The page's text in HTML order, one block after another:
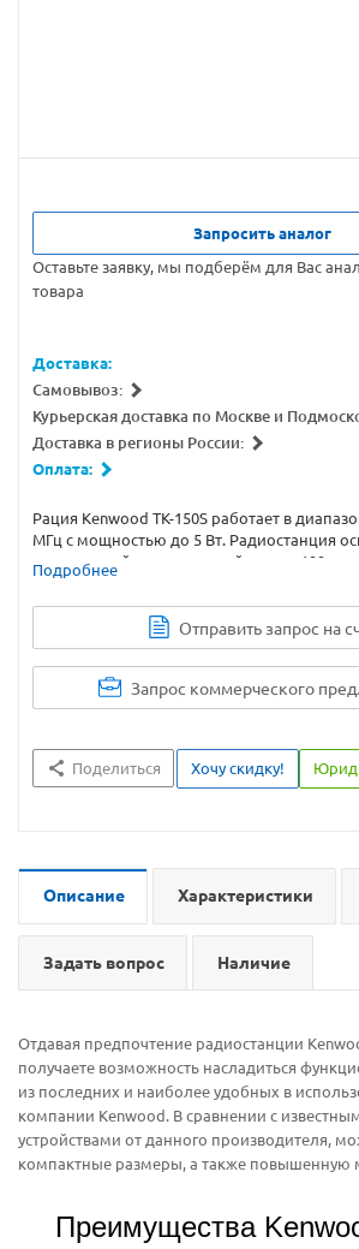
Запросить аналог
Оставьте заявку, мы подберём для Вас
товара
Доставка:
Самовывоз:
Курьерская доставка по Москве и
Доставка в регионы России:
Оплата:
Рация Kenwood TK-150S работает в
МГц с мощностью до 5 Вт. Радиостанция
с подсветкой и клавиатурой, имеет 199
шумоподавитель, TOT, APO и другие
Подробнее
Отправить запрос на
Запрос коммерческого
Поделиться Хочу скидку!
Описание Характеристики
Задать вопрос Наличие
Отдавая предпочтение радиостанции
получаете возможность насладиться
из последних и наиболее удобных в
компании Kenwood. В сравнении с
устройствами от данного производителя,
компактные размеры, а также повышенную
Преимущества